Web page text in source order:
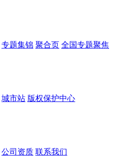
专题集锦 聚合页 全国专题聚焦
城市站 版权保护中心
公司资质 联系我们